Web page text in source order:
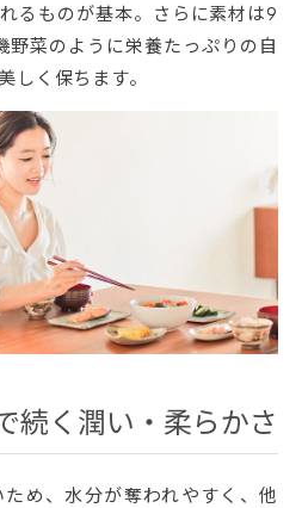
るものが基本。さらに素材は9
菜のように栄養たっぷりの自
しく保ちます。
続く潤い・柔らかさ
め、水分が奪われやすく、他